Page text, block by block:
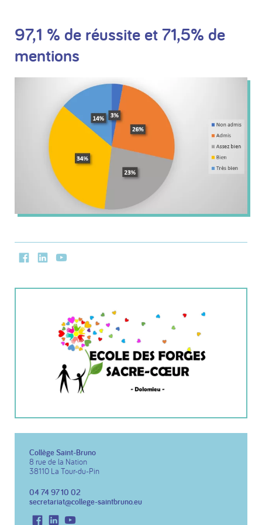
97,1 % de réussite et 71,5% de
mentions
FacebookLinkedInYoutube
Collège Saint-Bruno
8 rue de la Nation
38110 La Tour-du-Pin
04 74 97 10 02
secretariat@college-saintbruno.eu
FacebookLinkedIn